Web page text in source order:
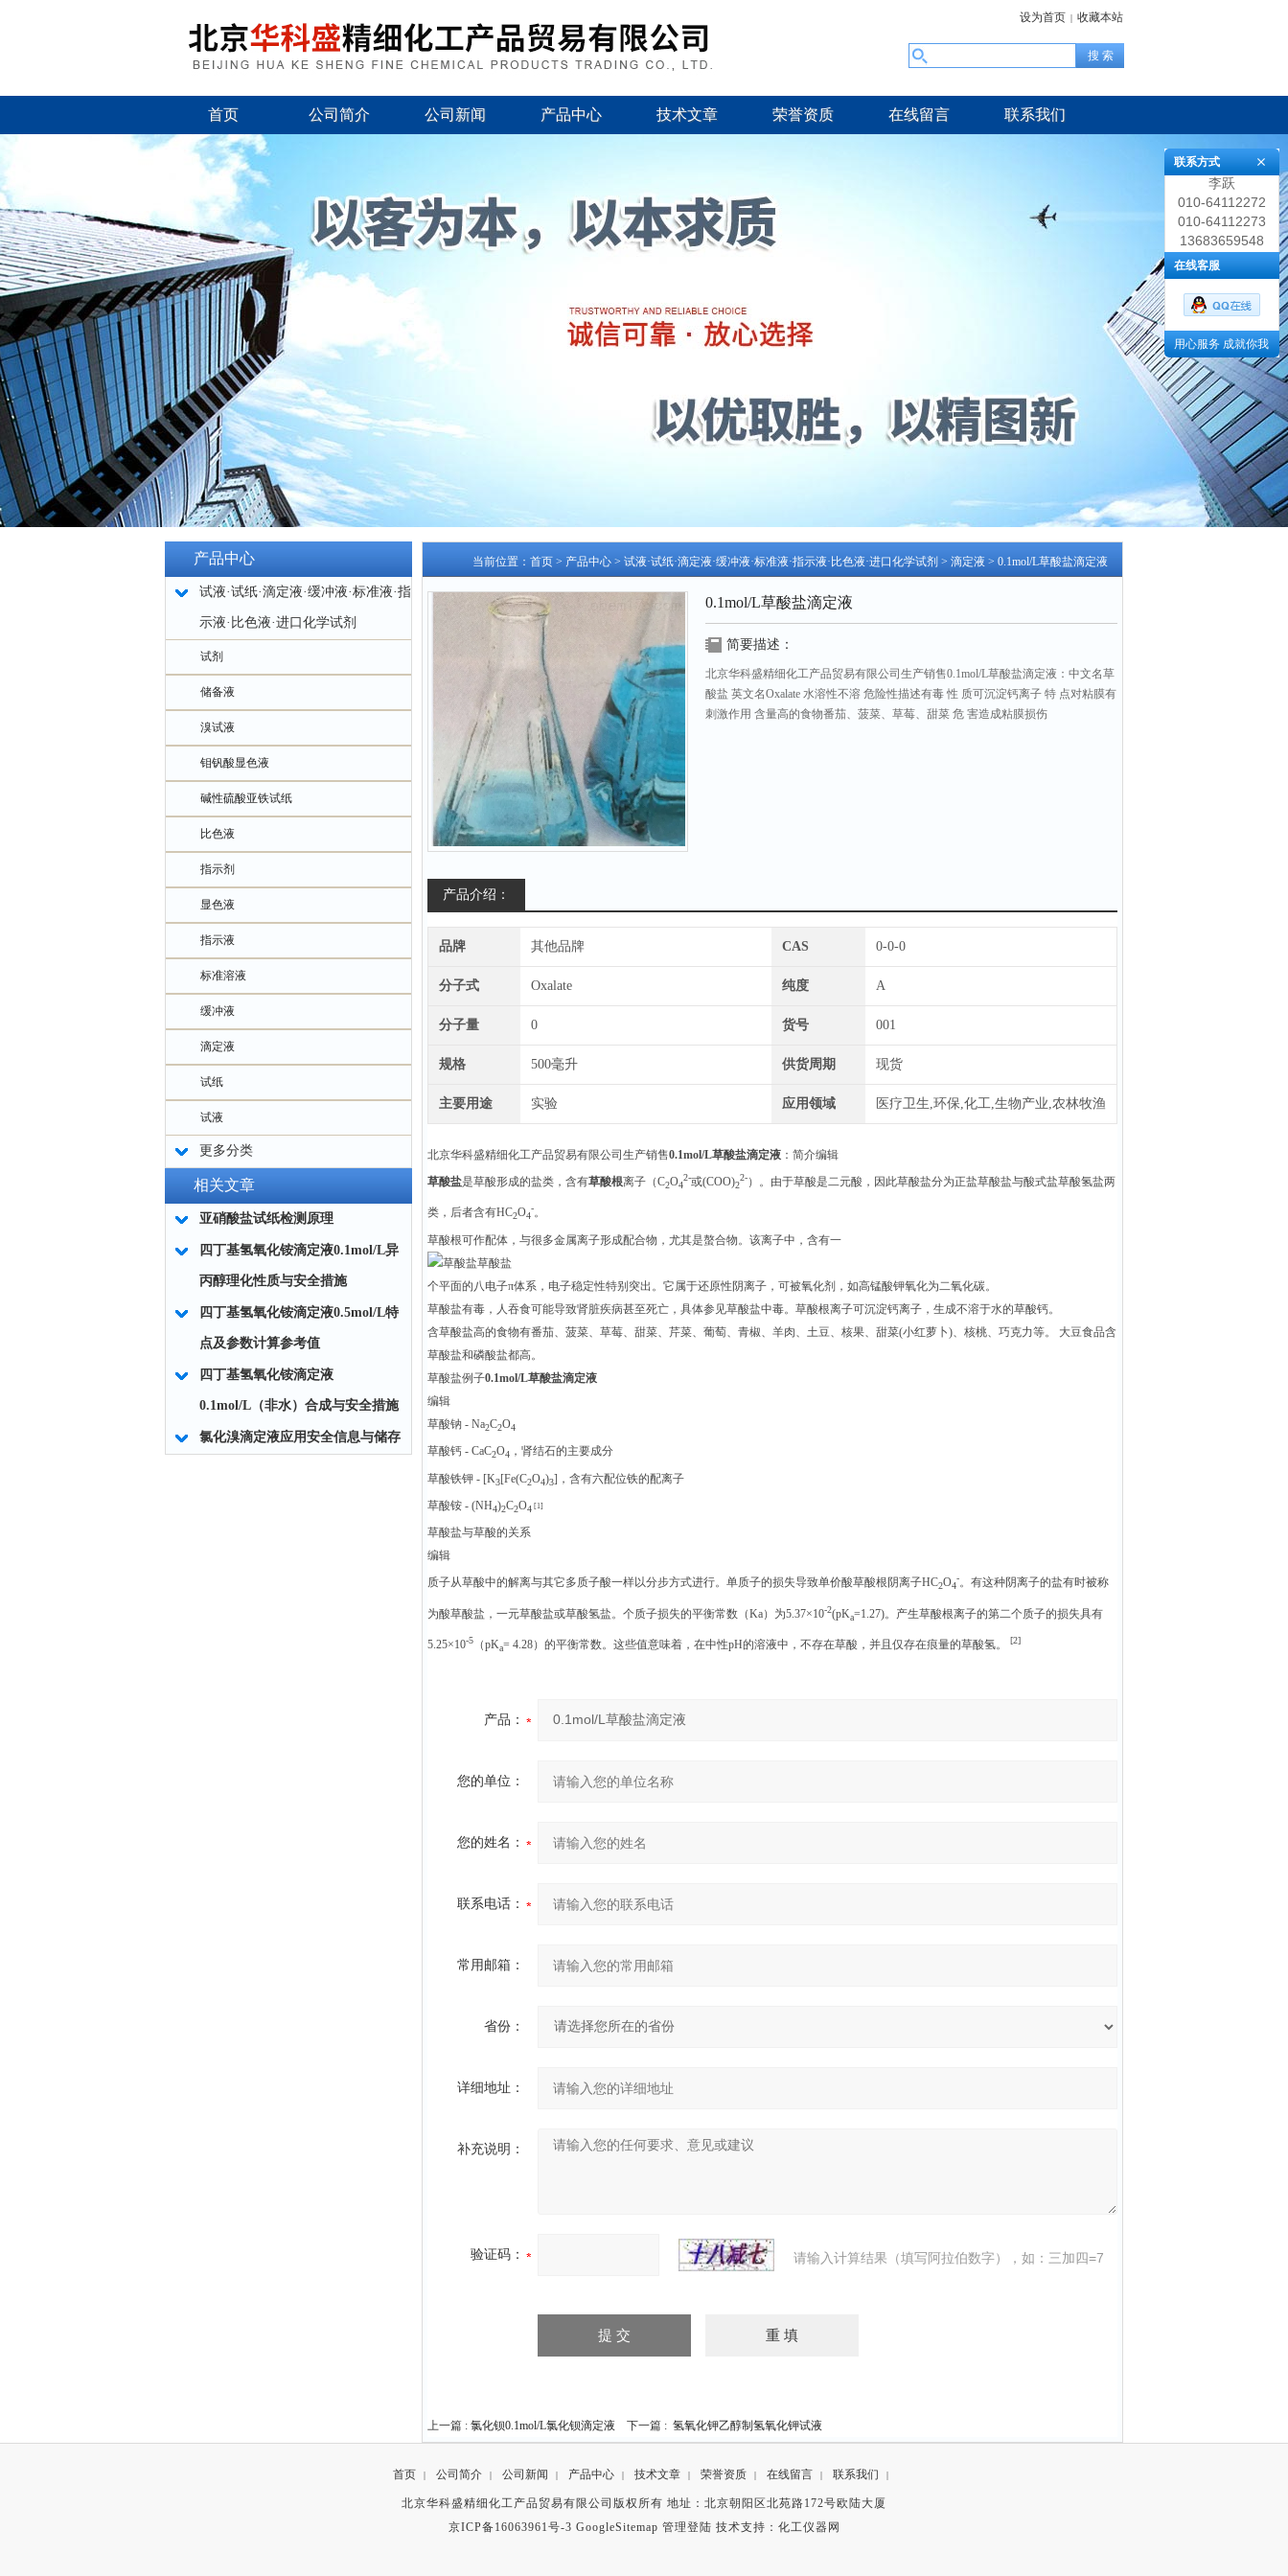
设为首页 | 收藏本站
首页 公司简介 公司新闻 产品中心 技术文章 荣誉资质 在线留言 联系我们
产品中心
试液·试纸·滴定液·缓冲液·标准液·指
示液·比色液·进口化学试剂
试剂
储备液
溴试液
钼钒酸显色液
碱性硫酸亚铁试纸
比色液
指示剂
显色液
指示液
标准溶液
缓冲液
滴定液
试纸
试液
更多分类
相关文章
亚硝酸盐试纸检测原理
四丁基氢氧化铵滴定液0.1mol/L异
丙醇理化性质与安全措施
四丁基氢氧化铵滴定液0.5mol/L特
点及参数计算参考值
四丁基氢氧化铵滴定液
0.1mol/L（非水）合成与安全措施
氯化溴滴定液应用安全信息与储存
当前位置： 首页 > 产品中心 > 试液·试纸·滴定液·缓冲液·标准液·指示液·比色液·进口化学试剂 > 滴定液 > 0.1mol/L草酸盐滴定液
0.1mol/L草酸盐滴定液
简要描述：
北京华科盛精细化工产品贸易有限公司生产销售0.1mol/L草酸盐滴定液：中文名草
酸盐 英文名Oxalate 水溶性不溶 危险性描述有毒 性 质可沉淀钙离子 特 点对粘膜有
刺激作用 含量高的食物番茄、菠菜、草莓、甜菜 危 害造成粘膜损伤
产品介绍：
品牌 其他品牌 CAS 0-0-0
分子式 Oxalate 纯度 A
分子量 0 货号 001
规格 500毫升 供货周期 现货
主要用途 实验 应用领域 医疗卫生,环保,化工,生物产业,农林牧渔
北京华科盛精细化工产品贸易有限公司生产销售0.1mol/L草酸盐滴定液 ：简介编辑
草酸盐是草酸形成的盐类，含有草酸根离子（C2O4
2-或(COO)2
2-）。由于草酸是二元酸，因此草酸盐分为正盐草酸盐与酸式盐草酸氢盐两
类，后者含有HC2O4
-。
草酸根可作配体，与很多金属离子形成配合物，尤其是螯合物。该离子中，含有一
草酸盐
个平面的八电子π体系，电子稳定性特别突出。它属于还原性阴离子，可被氧化剂，如高锰酸钾氧化为二氧化碳。
草酸盐有毒，人吞食可能导致肾脏疾病甚至死亡，具体参见草酸盐中毒。草酸根离子可沉淀钙离子，生成不溶于水的草酸钙。
含草酸盐高的食物有番茄、菠菜、草莓、甜菜、芹菜、葡萄、青椒、羊肉、土豆、核果、甜菜(小红萝卜)、核桃、巧克力等。 大豆食品含
草酸盐和磷酸盐都高。
草酸盐例子0.1mol/L草酸盐滴定液
编辑
草酸钠 - Na2C2O4
草酸钙 - CaC2O4 ，肾结石的主要成分
草酸铁钾 - [K3[Fe(C2O4)3]，含有六配位铁的配离子
草酸铵 - (NH4)2C2O4 [1]
草酸盐与草酸的关系
编辑
质子从草酸中的解离与其它多质子酸一样以分步方式进行。单质子的损失导致单价酸草酸根阴离子HC2O4
-。有这种阴离子的盐有时被称
为酸草酸盐，一元草酸盐或草酸氢盐。个质子损失的平衡常数（Ka）为5.37×10-2(pKa=1.27)。产生草酸根离子的第二个质子的损失具有
5.25×10-5 （pKa= 4.28）的平衡常数。这些值意味着，在中性pH的溶液中，不存在草酸，并且仅存在痕量的草酸氢。 [2]
产品：
您的单位：
您的姓名：
联系电话：
常用邮箱：
省份：
详细地址：
补充说明：
验证码： 请输入计算结果（填写阿拉伯数字），如：三加四=7
上一篇 : 氯化钡0.1mol/L氯化钡滴定液 下一篇 : 氢氧化钾乙醇制氢氧化钾试液
首页 | 公司简介 | 公司新闻 | 产品中心 | 技术文章 | 荣誉资质 | 在线留言 | 联系我们 |
北京华科盛精细化工产品贸易有限公司版权所有 地址：北京朝阳区北苑路172号欧陆大厦
京ICP备16063961号-3 GoogleSitemap 管理登陆 技术支持： 化工仪器网
联系方式
李跃
010-64112272
010-64112273
13683659548
在线客服
用心服务 成就你我